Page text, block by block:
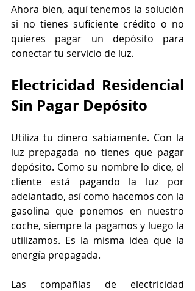
Ahora bien, aquí tenemos la solución
si no tienes suficiente crédito o no
quieres pagar un depósito para
conectar tu servicio de luz.
Electricidad Residencial
Sin Pagar Depósito
Utiliza tu dinero sabiamente. Con la
luz prepagada no tienes que pagar
depósito. Como su nombre lo dice, el
cliente está pagando la luz por
adelantado, así como hacemos con la
gasolina que ponemos en nuestro
coche, siempre la pagamos y luego la
utilizamos. Es la misma idea que la
energía prepagada.
Las compañías de electricidad